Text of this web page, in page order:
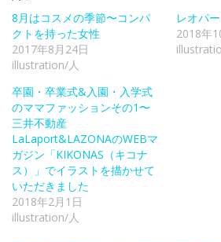
8月はコスメの季節〜コンパ
クトを持った女性
2017年8月24日
illustration/人
レオパ
2018年
卒園・卒業式&入園・入学式
のママファッションその1〜
三井不動産
LaLaport&LAZONAのWEBマ
ガジン「KIKONAS（キコナ
ス）」でイラストを描かせて
いただきました
2018年2月1日
illustration/人